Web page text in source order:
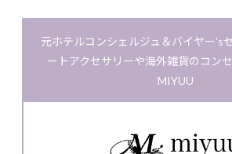
元ホテルコンシェルジュ＆バイヤー's
ートアクセサリーや海外雑貨のコン
MIYUU